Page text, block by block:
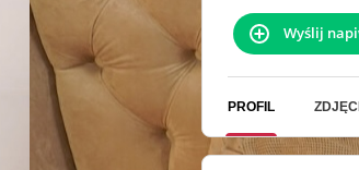
Wyślij
PROFIL